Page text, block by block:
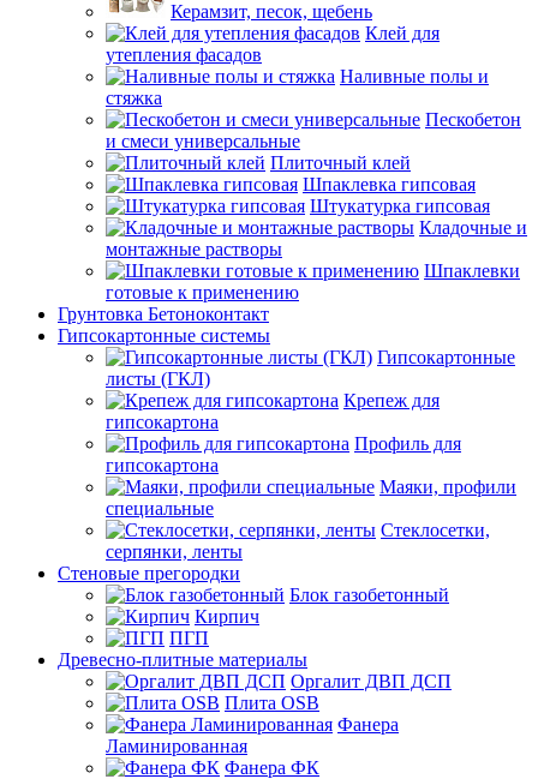
Керамзит, песок, щебень
Клей для
утепления фасадов
Наливные полы и
стяжка
Пескобетон
и смеси универсальные
Плиточный клей
Шпаклевка гипсовая
Штукатурка гипсовая
Кладочные и
монтажные растворы
Шпаклевки
готовые к применению
Грунтовка Бетоноконтакт
Гипсокартонные системы
Гипсокартонные
листы (ГКЛ)
Крепеж для
гипсокартона
Профиль для
гипсокартона
Маяки, профили
специальные
Стеклосетки,
серпянки, ленты
Стеновые прегородки
Блок газобетонный
Кирпич
ПГП
Древесно-плитные материалы
Оргалит ДВП ДСП
Плита OSB
Фанера
Ламинированная
Фанера ФК